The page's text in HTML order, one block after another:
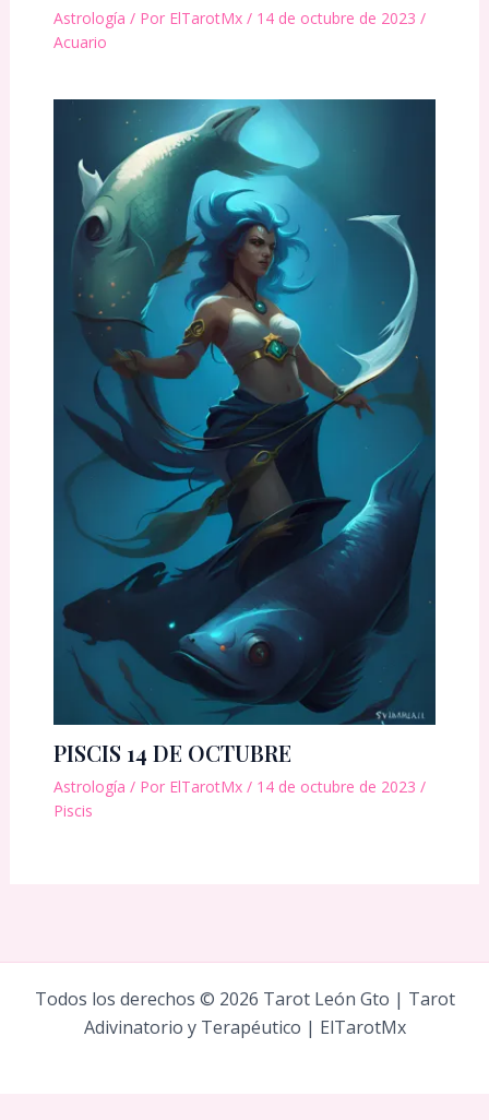
Astrología / Por ElTarotMx / 14 de octubre de 2023 /
Acuario
PISCIS 14 DE OCTUBRE
Astrología / Por ElTarotMx / 14 de octubre de 2023 /
Piscis
Todos los derechos © 2026 Tarot León Gto | Tarot
Adivinatorio y Terapéutico | ElTarotMx